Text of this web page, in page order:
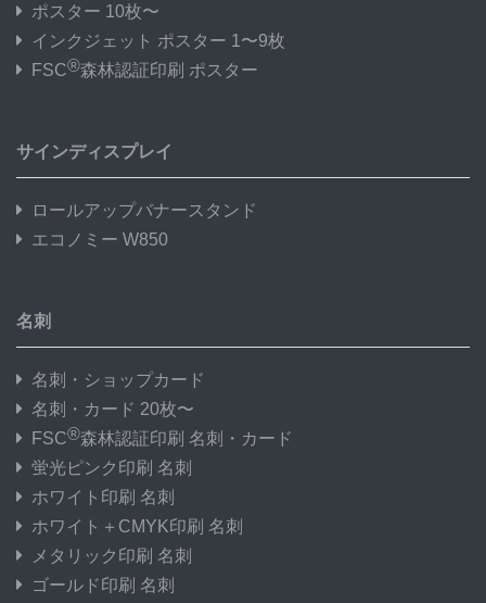
ポスター 10枚〜
インクジェット ポスター 1〜9枚
FSC®森林認証印刷 ポスター
サインディスプレイ
ロールアップバナースタンド
エコノミー W850
名刺
名刺・ショップカード
名刺・カード 20枚〜
FSC®森林認証印刷 名刺・カード
蛍光ピンク印刷 名刺
ホワイト印刷 名刺
ホワイト＋CMYK印刷 名刺
メタリック印刷 名刺
ゴールド印刷 名刺